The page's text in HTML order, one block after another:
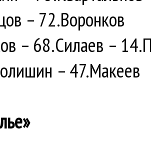
– 72.Воронков
– 68.Силаев –
– 47.Макеев